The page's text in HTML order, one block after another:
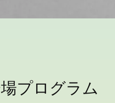
プログラム